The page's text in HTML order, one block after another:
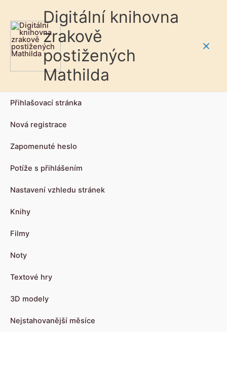
Digitální knihovna
zrakově
postižených
Mathilda
Přihlašovací stránka
Nová registrace
Zapomenuté heslo
Potíže s přihlášením
Nastavení vzhledu stránek
Knihy
Filmy
Noty
Textové hry
3D modely
Nejstahovanější měsíce